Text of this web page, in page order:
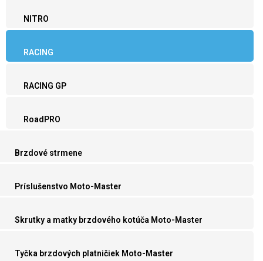
NITRO
RACING
RACING GP
RoadPRO
Brzdové strmene
Príslušenstvo Moto-Master
Skrutky a matky brzdového kotúča Moto-Master
Tyčka brzdových platničiek Moto-Master